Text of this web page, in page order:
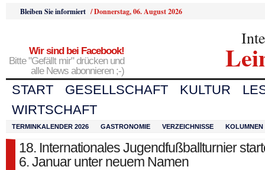
Bleiben Sie informiert /Donnerstag, 06. August 2026
Wir sind bei Facebook!
Bitte "Gefällt mir" drücken und
alle News abonnieren ;-)
START GESELLSCHAFT KULTUR
WIRTSCHAFT
TERMINKALENDER 2026 GASTRONOMIE VERZEICHNISSE KOLUMNEN
18. Internationales Jugendfußballturnier
6. Januar unter neuem Namen